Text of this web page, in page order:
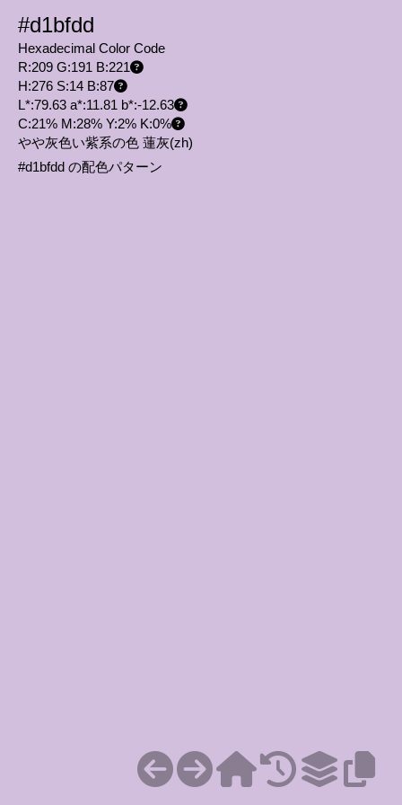
#d1bfdd
Hexadecimal Color Code
R:209 G:191 B:221
H:276 S:14 B:87
L*:79.63 a*:11.81 b*:-12.63
C:21% M:28% Y:2% K:0%
やや灰色い紫系の色 蓮灰(zh)
#d1bfdd の配色パターン